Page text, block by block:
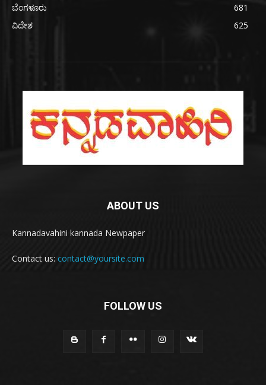
ಬೆಂಗಳೂರು
681
ವಿದೇಶ
625
ABOUT US
Kannadavahini kannada Newpaper
Contact us: contact@yoursite.com
FOLLOW US